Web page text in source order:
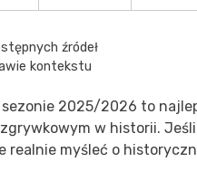
źródeł
kontekstu
2025/2026 to
w historii. Jeśli
realnie myśleć o